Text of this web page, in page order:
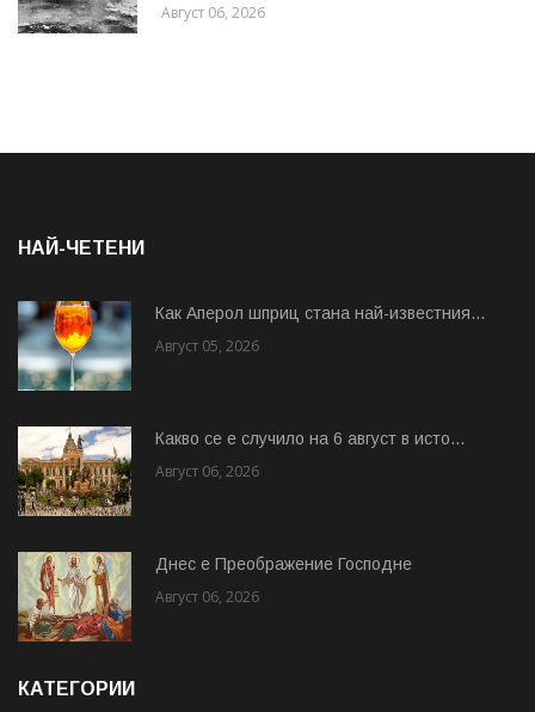
Август 06, 2026
НАЙ-ЧЕТЕНИ
Как Аперол шприц стана най-известния...
Август 05, 2026
Какво се е случило на 6 август в исто...
Август 06, 2026
Днес е Преображение Господне
Август 06, 2026
КАТЕГОРИИ